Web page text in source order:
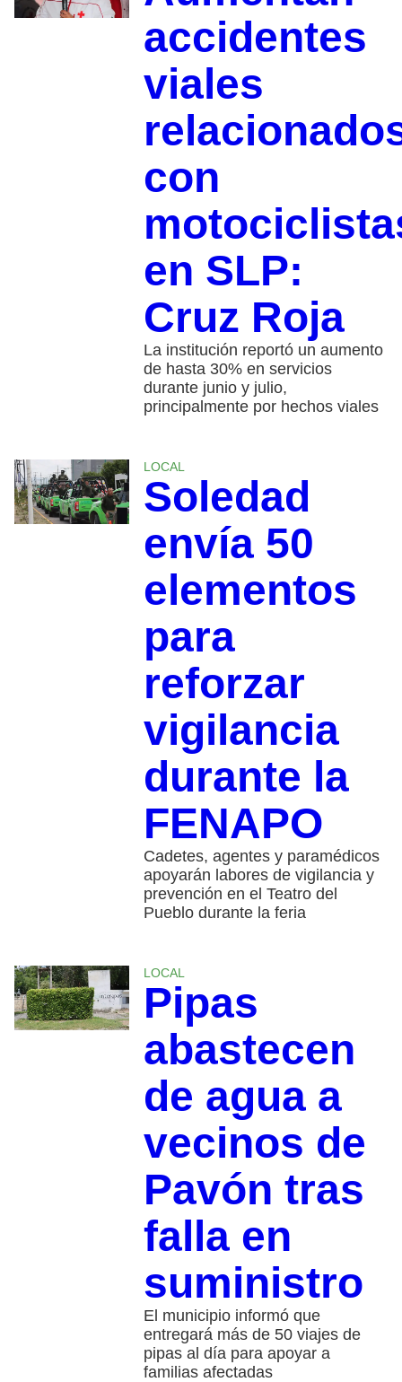
accidentes
viales
con
en SLP:
Cruz Roja
La institución reportó un aumento
de hasta 30% en servicios
durante junio y julio,
principalmente por hechos viales
LOCAL
Soledad
envía 50
elementos
para
reforzar
vigilancia
durante la
FENAPO
Cadetes, agentes y paramédicos
apoyarán labores de vigilancia y
prevención en el Teatro del
Pueblo durante la feria
LOCAL
Pipas
abastecen
de agua a
vecinos de
Pavón tras
falla en
suministro
El municipio informó que
entregará más de 50 viajes de
pipas al día para apoyar a
familias afectadas